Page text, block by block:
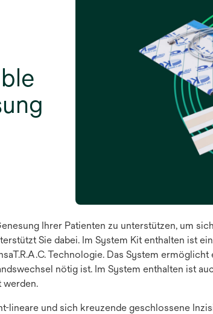
Ihrer Patienten zu unterstützen, um
Sie dabei. Im System Kit enthalten ist
Technologie. Das System
nötig ist. Im System enthalten ist
werden.
lineare und sich kreuzende geschlossene